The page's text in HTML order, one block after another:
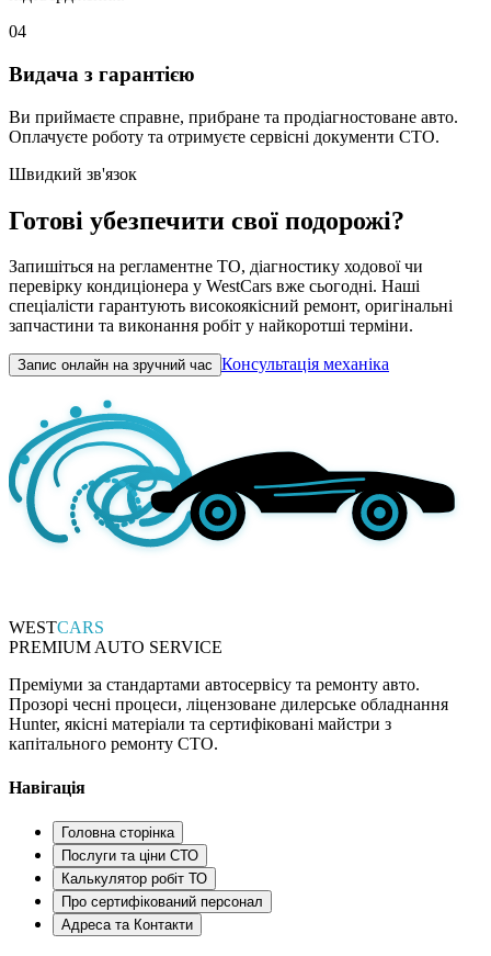
04
Видача з гарантією
Ви приймаєте справне, прибране та продіагностоване авто.
Оплачуєте роботу та отримуєте сервісні документи СТО.
Швидкий зв'язок
Готові убезпечити свої подорожі?
Запишіться на регламентне ТО, діагностику ходової чи
перевірку кондиціонера у WestCars вже сьогодні. Наші
спеціалісти гарантують високоякісний ремонт, оригінальні
запчастини та виконання робіт у найкоротші терміни.
Запис онлайн на зручний час Консультація механіка
WESTCARS
PREMIUM AUTO SERVICE
Преміуми за стандартами автосервісу та ремонту авто.
Прозорі чесні процеси, ліцензоване дилерське обладнання
Hunter, якісні матеріали та сертифіковані майстри з
капітального ремонту СТО.
Навігація
Головна сторінка
Послуги та ціни СТО
Калькулятор робіт ТО
Про сертифікований персонал
Адреса та Контакти